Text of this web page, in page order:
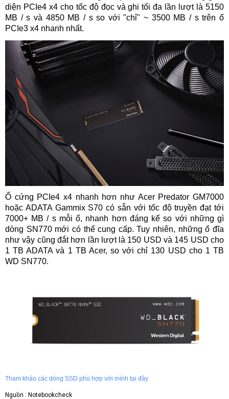
diện PCIe4 x4 cho tốc độ đọc và ghi tối đa lần lượt là 5150
MB / s và 4850 MB / s so với "chỉ" ~ 3500 MB / s trên ổ
PCIe3 x4 nhanh nhất.
Ổ cứng PCIe4 x4 nhanh hơn như Acer Predator GM7000
hoặc ADATA Gammix S70 có sẵn với tốc độ truyền đạt tới
7000+ MB / s mỗi ổ, nhanh hơn đáng kể so với những gì
dòng SN770 mới có thể cung cấp. Tuy nhiên, những ổ đĩa
như vậy cũng đắt hơn lần lượt là 150 USD và 145 USD cho
1 TB ADATA và 1 TB Acer, so với chỉ 130 USD cho 1 TB
WD SN770.
Tham khảo các dòng SSD phù hợp với mình tại đây
Nguồn : Notebookcheck